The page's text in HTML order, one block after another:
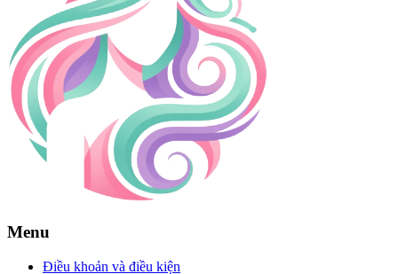
Menu
Điều khoản và điều kiện